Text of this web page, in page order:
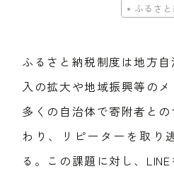
ふるさ
ふるさと納税制度は地方
入の拡大や地域振興等のメ
多くの自治体で寄附者と
わり、リピーターを取り
る。この課題に対し、